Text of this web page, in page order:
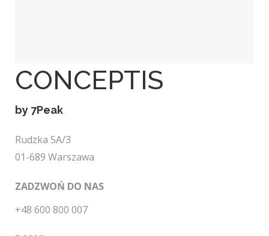
CONCEPTIS
by 7Peak
Rudzka 5A/3
01-689 Warszawa
ZADZWOŃ DO NAS
+48 600 800 007